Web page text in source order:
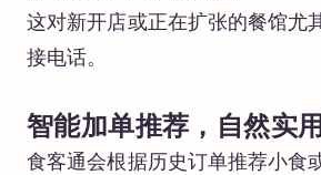
这对新开店或正在扩张的餐馆
接电话。
智能加单推荐，自然实用
食客通会根据历史订单推荐小食